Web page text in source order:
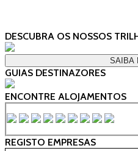
DESCUBRA OS NOSSOS
SAIBA
GUIAS DESTINAZORES
ENCONTRE ALOJAMENTOS
REGISTO EMPRESAS